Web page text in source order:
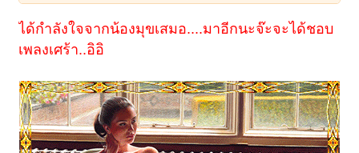
ได้กำลังใจจากน้องมุขเสมอ....มาอีกนะจ๊ะจะได้ชอบ
เพลงเศร้า..อิอิ